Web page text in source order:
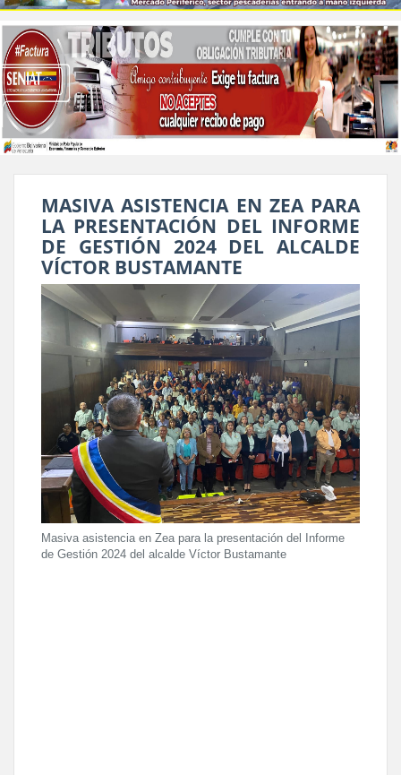
MASIVA ASISTENCIA EN ZEA PARA
LA PRESENTACIÓN DEL INFORME
DE GESTIÓN 2024 DEL ALCALDE
VÍCTOR BUSTAMANTE
Masiva asistencia en Zea para la presentación del Informe
de Gestión 2024 del alcalde Víctor Bustamante